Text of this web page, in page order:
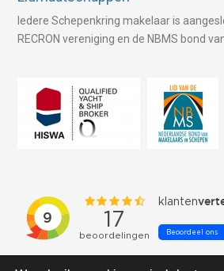
Iedere Schepenkring makelaar is
RECRON vereniging en de NBMS bond